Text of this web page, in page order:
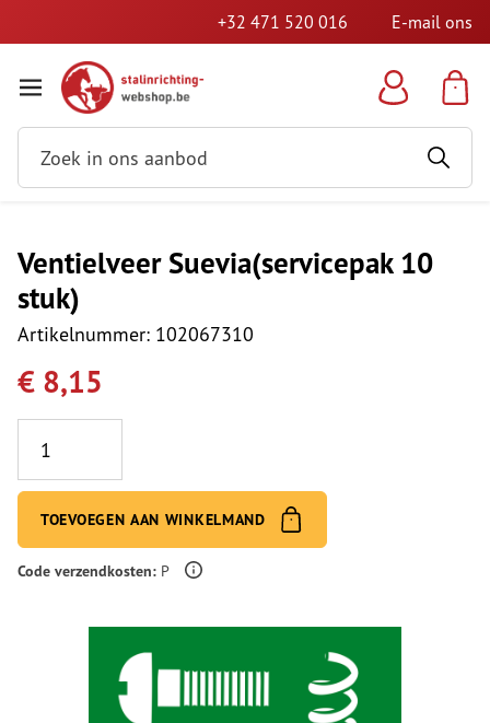
+32 471 520 016 E-mail ons
Ventielveer Suevia(servicepak 10
stuk)
Artikelnummer: 102067310
€ 8,15
TOEVOEGEN AAN WINKELMAND
Code verzendkosten: P Meer informatie over verzendingskosten